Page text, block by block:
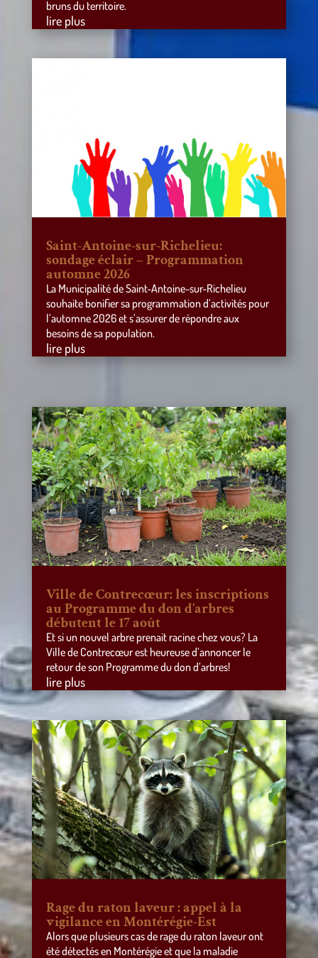
bruns du territoire.
lire plus
Saint-Antoine-sur-Richelieu:
sondage éclair – Programmation
automne 2026
La Municipalité de Saint-Antoine-sur-Richelieu
souhaite bonifier sa programmation d’activités pour
l’automne 2026 et s’assurer de répondre aux
besoins de sa population.
lire plus
Ville de Contrecœur: les inscriptions
au Programme du don d’arbres
débutent le 17 août
Et si un nouvel arbre prenait racine chez vous? La
Ville de Contrecœur est heureuse d’annoncer le
retour de son Programme du don d’arbres!
lire plus
Rage du raton laveur : appel à la
vigilance en Montérégie-Est
Alors que plusieurs cas de rage du raton laveur ont
été détectés en Montérégie et que la maladie